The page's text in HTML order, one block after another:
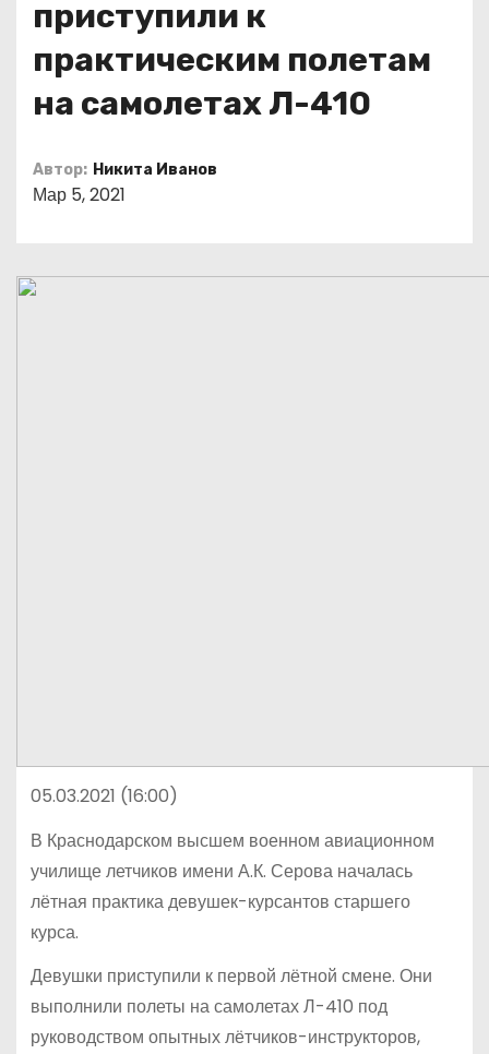
приступили к
практическим полетам
на самолетах Л-410
Автор: Никита Иванов
Мар 5, 2021
05.03.2021 (16:00)
В Краснодарском высшем военном авиационном
училище летчиков имени А.К. Серова началась
лётная практика девушек-курсантов старшего
курса.
Девушки приступили к первой лётной смене. Они
выполнили полеты на самолетах Л-410 под
руководством опытных лётчиков-инструкторов,